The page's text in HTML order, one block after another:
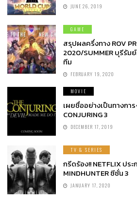
JUNE 26, 2019
GAME
สรุปผลครึ่งทาง ROV
2020/SUMMER บุรีรัม
ทีม
FEBRUARY 19, 2020
MOVIE
เผยชื่ออย่างเป็นทางกา
CONJURING 3
DECEMBER 17, 2019
TV & SERIES
กรีดร้อง!! NETFLIX ปร
MINDHUNTER ซีซั่น 3
JANUARY 17, 2020